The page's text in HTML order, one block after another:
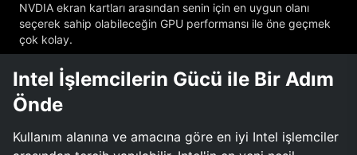
NVDIA ekran kartları arasından senin için en uygun olanı
seçerek sahip olabileceğin GPU performansı ile öne geçmek
çok kolay.
Intel İşlemcilerin Gücü ile Bir Adım
Önde
Kullanım alanına ve amacına göre en iyi Intel işlemciler